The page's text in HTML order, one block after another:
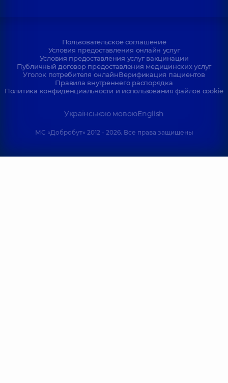
Пользовательское соглашение
Условия предоставления онлайн услуг
Условия предоставления услуг вакцинации
Публичный договор предоставления медицинских услуг
Уголок потребителя онлайнВерификация пациентов
Правила внутреннего распорядка
Политика конфиденциальности и использования файлов cookie
Українською мовоюEnglish
МС «Добробут» 2012 - 2026. Все права защищены